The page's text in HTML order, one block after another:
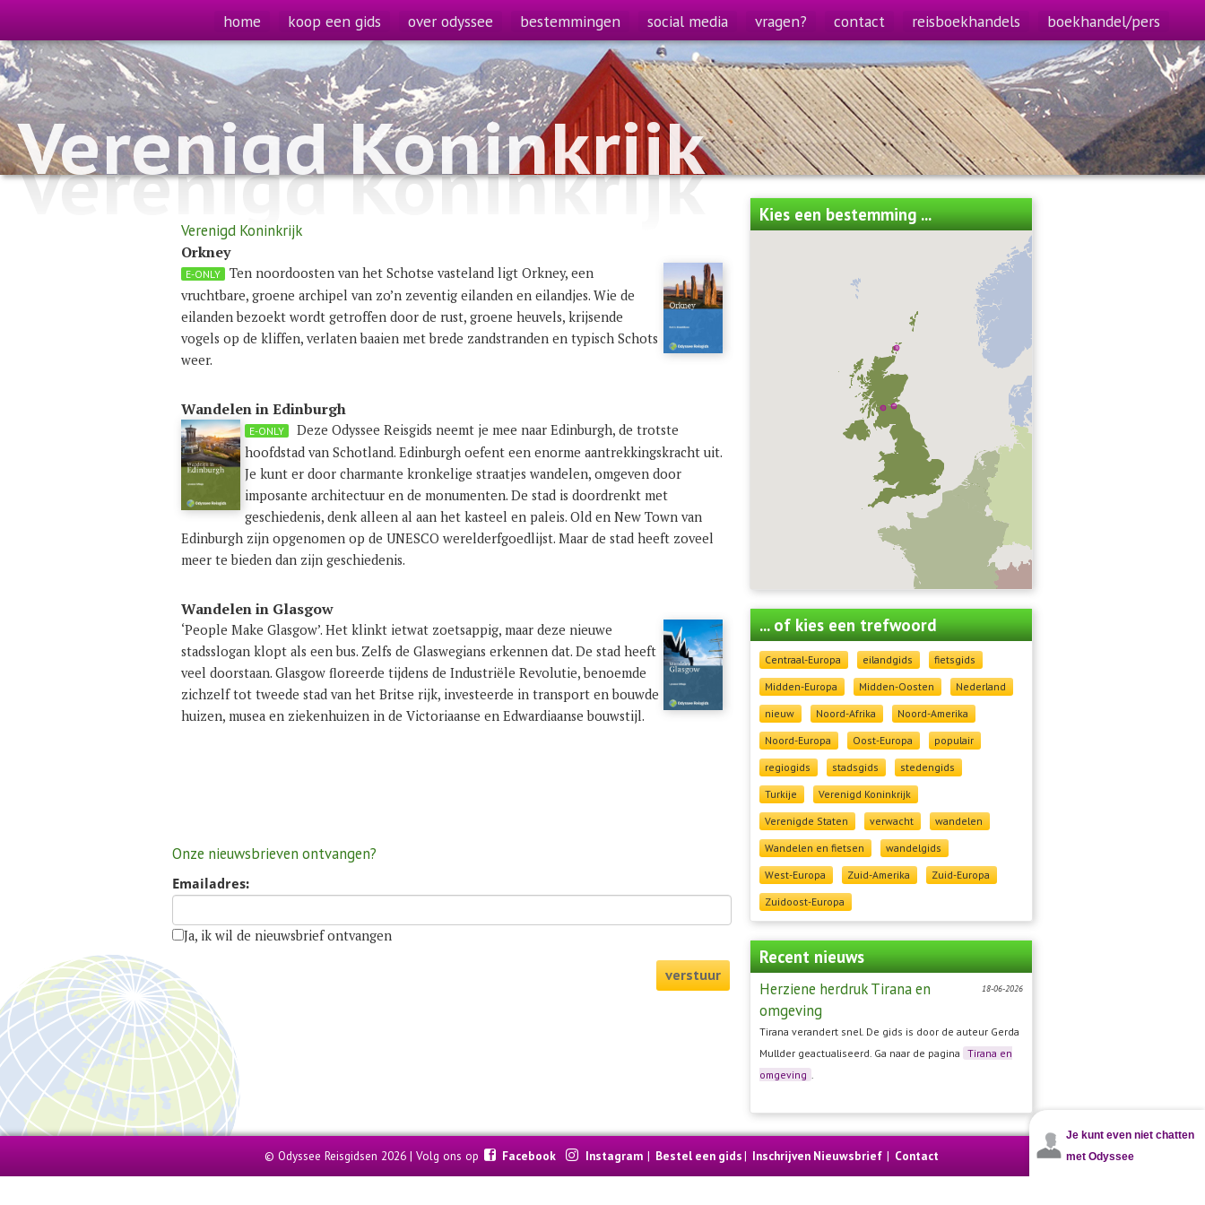
Je kunt even niet chatten
met Odyssee
home koop een gids over odyssee bestemmingen social media vragen? contact reisboekhandels boekhandel/pers
Verenigd Koninkrijk
Verenigd Koninkrijk
Kies een bestemming ...
... of kies een trefwoord
Centraal-Europa eilandgids
fietsgids
Midden-Europa
Midden-Oosten
Nederland
nieuw
Noord-Afrika
Noord-Amerika
Noord-Europa
Oost-Europa
populair
regiogids
stadsgids
stedengids
Turkije
Verenigd Koninkrijk
Verenigde Staten
verwacht
wandelen
Wandelen en fietsen
wandelgids
West-Europa
Zuid-Amerika
Zuid-Europa
Zuidoost-Europa
Recent nieuws
18-06-2026
Herziene herdruk Tirana en
omgeving
Tirana verandert snel. De gids is door de auteur Gerda
Mullder geactualiseerd. Ga naar de pagina Tirana en
omgeving .
Verenigd Koninkrijk
Orkney
E-ONLY
Ten noordoosten van het Schotse vasteland ligt Orkney, een
vruchtbare, groene archipel van zo’n zeventig eilanden en eilandjes. Wie de
eilanden bezoekt wordt getroffen door de rust, groene heuvels, krijsende
vogels op de kliffen, verlaten baaien met brede zandstranden en typisch Schots
weer.
Wandelen in Edinburgh
E-ONLY
Deze Odyssee Reisgids neemt je mee naar Edinburgh, de trotste
hoofdstad van Schotland. Edinburgh oefent een enorme aantrekkingskracht uit.
Je kunt er door charmante kronkelige straatjes wandelen, omgeven door
imposante architectuur en de monumenten. De stad is doordrenkt met
geschiedenis, denk alleen al aan het kasteel en paleis. Old en New Town van
Edinburgh zijn opgenomen op de UNESCO werelderfgoedlijst. Maar de stad heeft zoveel
meer te bieden dan zijn geschiedenis.
Wandelen in Glasgow
‘People Make Glasgow’. Het klinkt ietwat zoetsappig, maar deze nieuwe
stadsslogan klopt als een bus. Zelfs de Glaswegians erkennen dat. De stad heeft
veel doorstaan. Glasgow floreerde tijdens de Industriële Revolutie, benoemde
zichzelf tot tweede stad van het Britse rijk, investeerde in transport en bouwde
huizen, musea en ziekenhuizen in de Victoriaanse en Edwardiaanse bouwstijl.
Onze nieuwsbrieven ontvangen?
Emailadres:
Ja, ik wil de nieuwsbrief ontvangen
verstuur
© Odyssee Reisgidsen 2026 | Volg ons op Facebook Instagram | Bestel een gids| Inschrijven Nieuwsbrief | Contact